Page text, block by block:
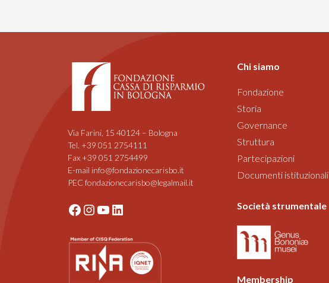
Via Farini, 15 40124 – Bologna
Tel. +39 051 2754111
Fax +39 051 2754499
E-mail info@fondazionecarisbo.it
PEC fondazionecarisbo@legalmail.it
Facebook
Instagram
YouTube
LinkedIn
Chi siamo
Fondazione
Storia
Governance
Struttura
Partecipazioni
Documenti istituzionali
Società strumentale
Membership